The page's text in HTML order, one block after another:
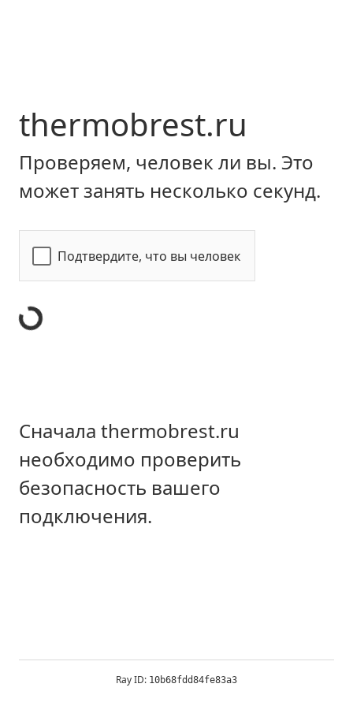
thermobrest.ru
Проверяем, человек ли вы. Это
может занять несколько секунд.
Подтвердите, что вы человек
Сначала thermobrest.ru
необходимо проверить
безопасность вашего
подключения.
Ray ID: 10b68fdd84fe83a3